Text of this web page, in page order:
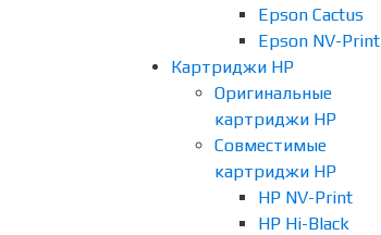
Epson Cactus
Epson NV-Print
Картриджи HP
Оригинальные
картриджи HP
Совместимые
картриджи HP
HP NV-Print
HP Hi-Black